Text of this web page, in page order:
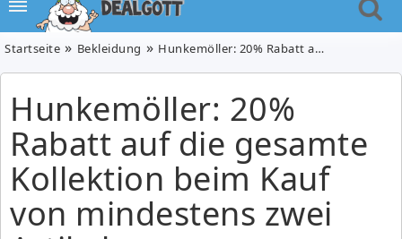
Startseite Bekleidung Hunkemöller: 20% Rabatt auf die gesamte Kollektion beim Kauf von mindestens zwei Artikeln
Hunkemöller: 20%
Rabatt auf die gesamte
Kollektion beim Kauf
von mindestens zwei